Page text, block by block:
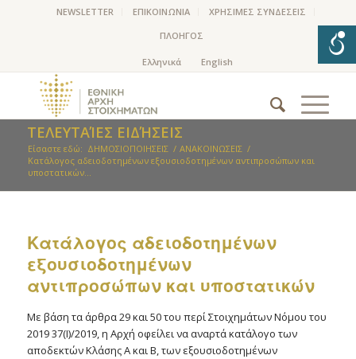
NEWSLETTER ΕΠΙΚΟΙΝΩΝΙΑ
ΧΡΗΣΙΜΕΣ ΣΥΝΔΕΣΕΙΣ
ΠΛΟΗΓΟΣ
ΤΕΛΕΥΤΑΊΕΣ ΕΙΔΉΣΕΙΣ
Είσαστε εδώ: ΔΗΜΟΣΙΟΠΟΙΗΣΕΙΣ / ΑΝΑΚΟΙΝΩΣΕΙΣ /
Kατάλογος αδειοδοτημένων εξουσιοδοτημένων αντιπροσώπων και
υποστατικών...
Kατάλογος αδειοδοτημένων
εξουσιοδοτημένων
αντιπροσώπων και υποστατικών
Με βάση τα άρθρα 29 και 50 του περί Στοιχημάτων Νόμου του
2019 37(Ι)/2019, η Αρχή οφείλει να αναρτά κατάλογο των
αποδεκτών Κλάσης Α και Β, των εξουσιοδοτημένων